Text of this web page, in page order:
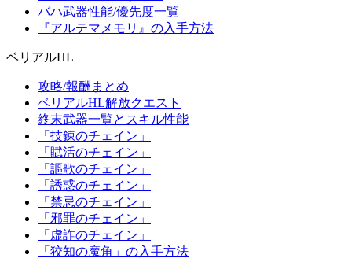
バハ武器性能/優先度一覧
『アルテマメモリ』の入手方法
ベリアルHL
攻略/報酬まとめ
ベリアルHL解放クエスト
終末武器一覧とスキル性能
「技錬のチェイン」
「賦活のチェイン」
「謳歌のチェイン」
「誘惑のチェイン」
「禁忌のチェイン」
「邪罪のチェイン」
「虚詐のチェイン」
「狡知の魔角」の入手方法